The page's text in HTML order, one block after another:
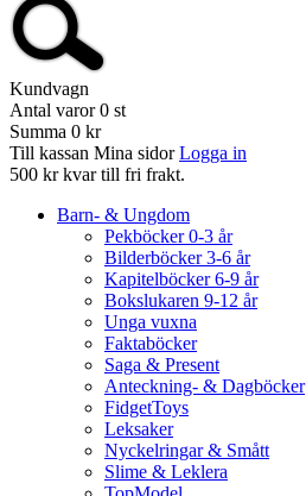
Kundvagn
Antal varor 0 st
Summa 0 kr
Till kassan Mina sidor Logga in
500 kr kvar till fri frakt.
Barn- & Ungdom
Pekböcker 0-3 år
Bilderböcker 3-6 år
Kapitelböcker 6-9 år
Bokslukaren 9-12 år
Unga vuxna
Faktaböcker
Saga & Present
Anteckning- & Dagböcker
FidgetToys
Leksaker
Nyckelringar & Smått
Slime & Leklera